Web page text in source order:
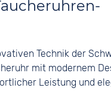
Technik der
mit modernem
Leistung und